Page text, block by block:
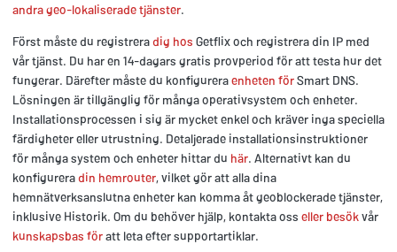
andra geo-lokaliserade tjänster.
Först måste du registreradig hos Getflix och registrera din IP med
vår tjänst. Du har en 14-dagars gratis provperiod för att testa hur det
fungerar. Därefter måste du konfigureraenheten förSmart DNS.
Lösningen är tillgänglig för många operativsystem och enheter.
Installationsprocessen i sig är mycket enkel och kräver inga speciella
färdigheter eller utrustning. Detaljerade installationsinstruktioner
för många system och enheter hittar du här. Alternativt kan du
konfigureradin hemrouter, vilket gör att alla dina
hemnätverksanslutna enheter kan komma åt geoblockerade tjänster,
inklusive Historik. Om du behöver hjälp, kontakta oss eller besökvår
kunskapsbas föratt leta efter supportartiklar.